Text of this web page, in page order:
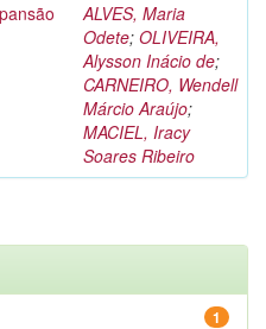
ALVES, Maria
Odete; OLIVEIRA,
Alysson Inácio de;
CARNEIRO, Wendell
Márcio Araújo;
MACIEL, Iracy
Soares Ribeiro
1